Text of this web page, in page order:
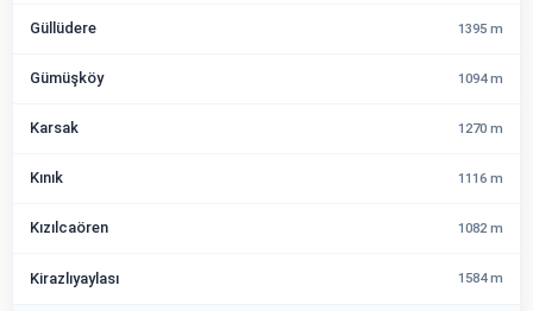
Güllüdere 1395 m
Gümüşköy 1094 m
Karsak 1270 m
Kınık 1116 m
Kızılcaören 1082 m
Kirazlıyaylası 1584 m